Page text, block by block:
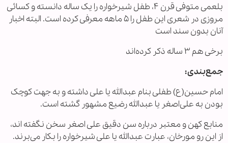
بلعمی متوفی قرن ۴، طفل شيرخواره را یک ساله دانسته و کسائی
مروزی در شعری این طفل را ۵ ماهه معرفی کرده است. البته اخبار
آنان بدون سند است
برخی هم ۳ ساله ذکر کرده‌اند
جمع‌بندی:
امام حسین(ع) طفلی بنام عبدالله یا علی داشته و به جهت کوچک
بودن به علی‌اصغر یا عبدالله رضیع مشهور گشته است.
منابع کهن و معتبر درباره سن دقیق علی اصغر سخن نگفته اند،
از این رو مورخان، عبارت عبدالله یا علی شيرخواره را بکار می‌برند.